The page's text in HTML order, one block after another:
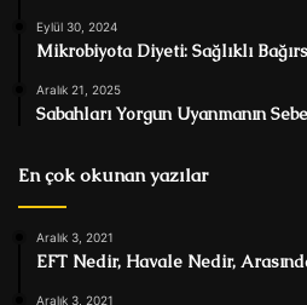
Eylül 30, 2024
Mikrobiyota Diyeti: Sağlıklı
Aralık 21, 2025
Sabahları Yorgun Uyanmanın
En çok okunan yazılar
Aralık 3, 2021
EFT Nedir, Havale Nedir,
Aralık 3, 2021